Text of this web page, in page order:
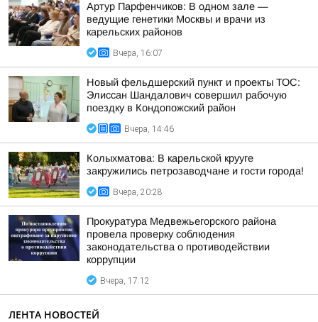
Артур Парфенчиков: В одном зале —
ведущие генетики Москвы и врачи из
карельских районов
Вчера, 16:07
Новый фельдшерский пункт и проекты ТОС:
Элиссан Шандалович совершил рабочую
поездку в Кондопожский район
Вчера, 14:46
Колыхматова: В карельской крууге
закружились петрозаводчане и гости города!
Вчера, 20:28
Прокуратура Медвежьегорского района
провела проверку соблюдения
законодательства о противодействии
коррупции
Вчера, 17:12
ЛЕНТА НОВОСТЕЙ